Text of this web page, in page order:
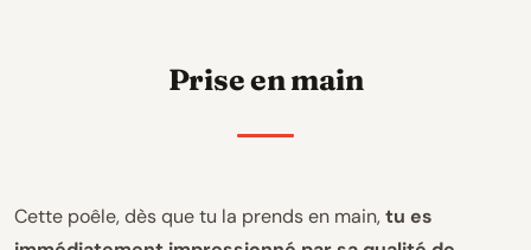
Prise en main
Cette poêle, dès que tu la prends en main,tu es